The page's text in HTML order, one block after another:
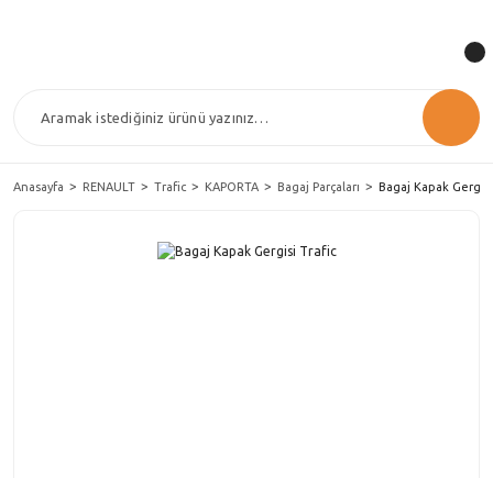
Anasayfa RENAULT Trafic KAPORTA Bagaj Parçaları Bagaj Kapak